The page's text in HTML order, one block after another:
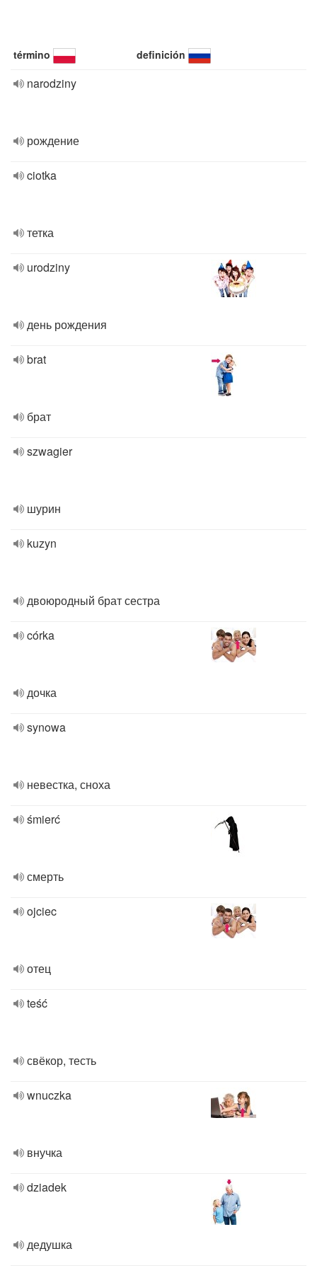
término definición
narodziny
рождение
ciotka
тетка
urodziny
день рождения
brat
брат
szwagier
шурин
kuzyn
двоюродный брат сестра
córka
дочка
synowa
невестка, сноха
śmierć
смерть
ojciec
отец
teść
свёкор, тесть
wnuczka
внучка
dziadek
дедушка